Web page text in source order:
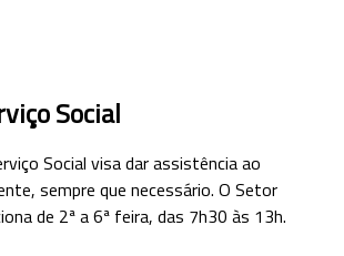
Social
Social visa dar assistência ao
sempre que necessário. O Setor
de 2ª a 6ª feira, das 7h30 às 13h.